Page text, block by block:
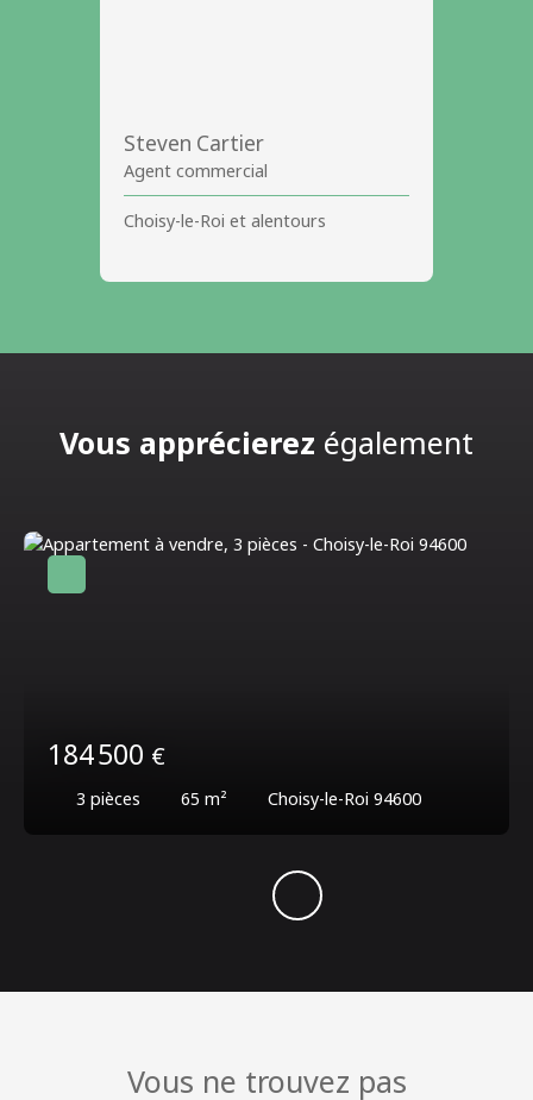
Steven Cartier
Agent commercial
Choisy-le-Roi et alentours
Vous apprécierez également
184 500 €
3 pièces 65 m² Choisy-le-Roi 94600
Vous ne trouvez pas